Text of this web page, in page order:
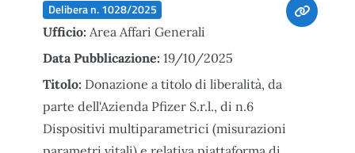
Delibera n. 1028/2025
Ufficio: Area Affari Generali
Data Pubblicazione: 19/10/2025
Titolo: Donazione a titolo di liberalità, da
parte dell'Azienda Pfizer S.r.l., di n.6
Dispositivi multiparametrici (misurazioni